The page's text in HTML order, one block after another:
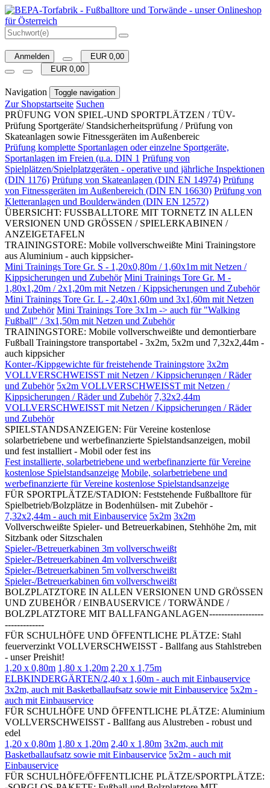
Anmelden
EUR 0,00
EUR 0,00
Navigation Toggle navigation
Zur Shopstartseite Suchen
PRÜFUNG VON SPIEL-UND SPORTPLÄTZEN / TÜV-
Prüfung Sportgeräte/ Standsicherheitsprüfung / Prüfung von
Skateanlagen sowie Fitnessgeräten im Außenbereic
Prüfung komplette Sportanlagen oder einzelne Sportgeräte,
Sportanlagen im Freien (u.a. DIN 1 Prüfung von
Spielplätzen/Spielplatzgeräten - operative und jährliche Inspektionen
(DIN 1176) Prüfung von Skateanlagen (DIN EN 14974) Prüfung
von Fitnessgeräten im Außenbereich (DIN EN 16630) Prüfung von
Kletteranlagen und Boulderwänden (DIN EN 12572)
ÜBERSICHT: FUSSBALLTORE MIT TORNETZ IN ALLEN
VERSIONEN UND GRÖSSEN / SPIELERKABINEN /
ANZEIGETAFELN
TRAININGSTORE: Mobile vollverschweißte Mini Trainingstore
aus Aluminium - auch kippsicher-
Mini Trainings Tore Gr. S - 1,20x0,80m / 1,60x1m mit Netzen /
Kippsicherungen und Zubehör Mini Trainings Tore Gr. M -
1,80x1,20m / 2x1,20m mit Netzen / Kippsicherungen und Zubehör
Mini Trainings Tore Gr. L - 2,40x1,60m und 3x1,60m mit Netzen
und Zubehör Mini Trainings Tore 3x1m -> auch für "Walking
Fußball" / 3x1,50m mit Netzen und Zubehör
TRAININGSTORE: Mobile vollverschweißte und demontierbare
Fußball Trainingstore transportabel - 3x2m, 5x2m und 7,32x2,44m -
auch kippsicher
Konter-/Kippgewichte für freistehende Trainingstore 3x2m
VOLLVERSCHWEISST mit Netzen / Kippsicherungen / Räder
und Zubehör 5x2m VOLLVERSCHWEISST mit Netzen /
Kippsicherungen / Räder und Zubehör 7,32x2,44m
VOLLVERSCHWEISST mit Netzen / Kippsicherungen / Räder
und Zubehör
SPIELSTANDSANZEIGEN: Für Vereine kostenlose
solarbetriebene und werbefinanzierte Spielstandsanzeigen, mobil
und fest installiert - Mobil oder fest ins
Fest installierte, solarbetriebene und werbefinanzierte für Vereine
kostenlose Spielstandsanzeige Mobile, solarbetriebene und
werbefinanzierte für Vereine kostenlose Spielstandsanzeige
FÜR SPORTPLÄTZE/STADION: Feststehende Fußballtore für
Spielbetrieb/Bolzplätze in Bodenhülsen- mit Zubehör -
7,32x2,44m - auch mit Einbauservice 5x2m 3x2m
Vollverschweißte Spieler- und Betreuerkabinen, Stehhöhe 2m, mit
Sitzbank oder Sitzschalen
Spieler-/Betreuerkabinen 3m vollverschweißt
Spieler-/Betreuerkabinen 4m vollverschweißt
Spieler-/Betreuerkabinen 5m vollverschweißt
Spieler-/Betreuerkabinen 6m vollverschweißt
BOLZPLATZTORE IN ALLEN VERSIONEN UND GRÖSSEN
UND ZUBEHÖR / EINBAUSERVICE / TORWÄNDE /
BOLZPLATZTORE MIT BALLFANGANLAGEN------------------
-------------
FÜR SCHULHÖFE UND ÖFFENTLICHE PLÄTZE: Stahl
feuerverzinkt VOLLVERSCHWEISST - Ballfang aus Stahlstreben
- unser Preishit!
1,20 x 0,80m 1,80 x 1,20m 2,20 x 1,75m
ELBKINDERGÄRTEN/2,40 x 1,60m - auch mit Einbauservice
3x2m, auch mit Basketballaufsatz sowie mit Einbauservice 5x2m -
auch mit Einbauservice
FÜR SCHULHÖFE UND ÖFFENTLICHE PLÄTZE: Aluminium
VOLLVERSCHWEISST - Ballfang aus Alustreben - robust und
edel
1,20 x 0,80m 1,80 x 1,20m 2,40 x 1,80m 3x2m, auch mit
Basketballaufsatz sowie mit Einbauservice 5x2m - auch mit
Einbauservice
FÜR SCHULHÖFE/ÖFFENTLICHE PLÄTZE/SPORTPLÄTZE: